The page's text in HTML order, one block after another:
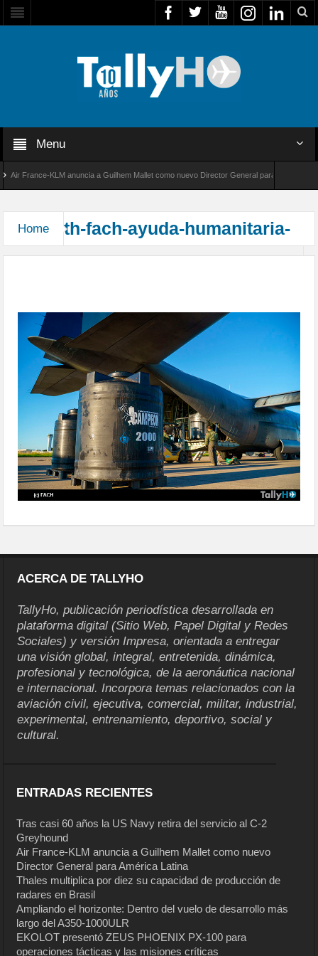
Menu
France-KLM anuncia a Guilhem Mallet como nuevo Director General para América Latina
Home th-fach-ayuda-humanitaria-
bolivia-02
ACERCA DE TALLYHO
TallyHo, publicación periodística desarrollada en
plataforma digital (Sitio Web, Papel Digital y Redes
Sociales) y versión Impresa, orientada a entregar
una visión global, integral, entretenida, dinámica,
profesional y tecnológica, de la aeronáutica nacional
e internacional. Incorpora temas relacionados con la
aviación civil, ejecutiva, comercial, militar, industrial,
experimental, entrenamiento, deportivo, social y
cultural.
ENTRADAS RECIENTES
Tras casi 60 años la US Navy retira del servicio al C-2
Greyhound
Air France-KLM anuncia a Guilhem Mallet como nuevo
Director General para América Latina
Thales multiplica por diez su capacidad de producción de
radares en Brasil
Ampliando el horizonte: Dentro del vuelo de desarrollo más
largo del A350-1000ULR
EKOLOT presentó ZEUS PHOENIX PX-100 para
operaciones tácticas y las misiones críticas